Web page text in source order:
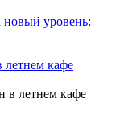
новый уровень:
летнем кафе